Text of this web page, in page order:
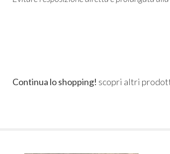
Continua lo shopping! scopri altri